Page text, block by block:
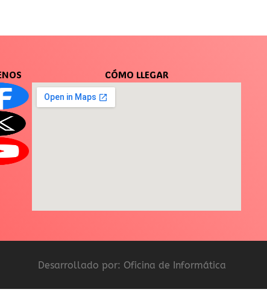
CÓMO LLEGAR
Desarrollado por: Oficina de Informática